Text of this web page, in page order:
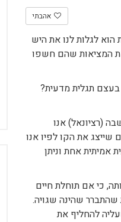
אהבתי
לגלות לנו את היש
את המציאות שהם חשפו
תגלית מדעית?
המחשבה (רציונאל) אנו
שייצג את הקו לפיו אנו
אמיתית אחת וניתן
לחשוף אותה, כי אם תוחלת חיים
שהתברר שהינה שגויה.
להחליף את